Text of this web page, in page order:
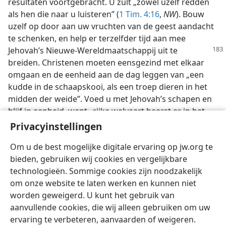
Privacyinstellingen
Om u de best mogelijke digitale ervaring op jw.org te
bieden, gebruiken wij cookies en vergelijkbare
technologieën. Sommige cookies zijn noodzakelijk
om onze website te laten werken en kunnen niet
worden geweigerd. U kunt het gebruik van
aanvullende cookies, die wij alleen gebruiken om uw
ervaring te verbeteren, aanvaarden of weigeren.
als hen die naar u luisteren” (1 Tim. 4:16, NW). Bouw
uzelf op door aan uw vruchten van de geest aandacht
te schenken, en help er terzelfder tijd aan mee
Jehovah’s Nieuwe-Wereldmaatschappij uitte
breiden. Christenen moeten eensgezind met elkaar
omgaan en de eenheid aan de dag leggen van „een
kudde in de schaapskooi, als een troep dieren in het
midden der weide”. Voed u met Jehovah’s schapen en
blijf in eenheid, want „rijke welvaart heerst er in het
huis van den rechtschapene; maar onrust brengt ’t
vermogen der slechten”. —
Nederlands Delen Instellingen
Copyright© 2026 Watch Tower Bible and Tract Society of Pennsylvania
Gebruiksvoorwaarden Privacybeleid
Privacyinstellingen